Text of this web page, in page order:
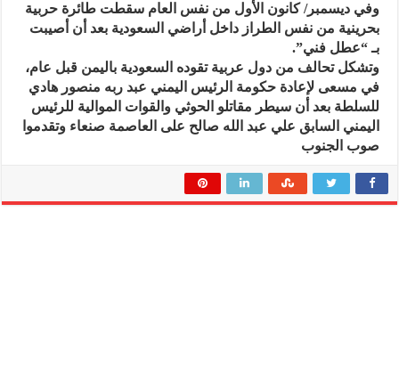
وفي ديسمبر/ كانون الأول من نفس العام سقطت طائرة حربية
بحرينية من نفس الطراز داخل أراضي السعودية بعد أن أصيبت
بـ “عطل فني”.
وتشكل تحالف من دول عربية تقوده السعودية باليمن قبل عام،
في مسعى لإعادة حكومة الرئيس اليمني عبد ربه منصور هادي
للسلطة بعد أن سيطر مقاتلو الحوثي والقوات الموالية للرئيس
اليمني السابق علي عبد الله صالح على العاصمة صنعاء وتقدموا
صوب الجنوب